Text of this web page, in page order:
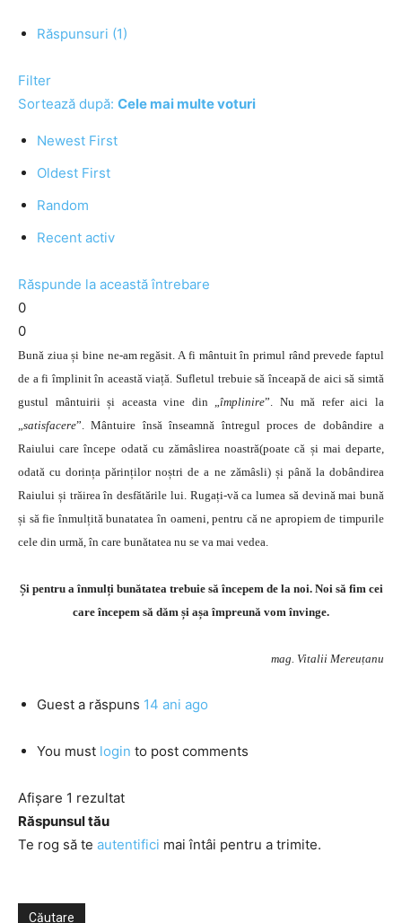
Răspunsuri (1)
Filter
Sortează după: Cele mai multe voturi
Newest First
Oldest First
Random
Recent activ
Răspunde la această întrebare
0
0
Bună ziua și bine ne-am regăsit. A fi mântuit în primul rând prevede faptul
de a fi împlinit în această viață. Sufletul trebuie să înceapă de aici să simtă
gustul mântuirii și aceasta vine din „împlinire”. Nu mă refer aici la
„satisfacere”. Mântuire însă înseamnă întregul proces de dobândire a
Raiului care începe odată cu zămâslirea noastră(poate că și mai departe,
odată cu dorința părinților noștri de a ne zămâsli) și până la dobândirea
Raiului și trăirea în desfătările lui. Rugați-vă ca lumea să devină mai bună
și să fie înmulțită bunatatea în oameni, pentru că ne apropiem de timpurile
cele din urmă, în care bunătatea nu se va mai vedea.
Și pentru a înmulți bunătatea trebuie să începem de la noi. Noi să fim cei
care începem să dăm și așa împreună vom învinge.
mag. Vitalii Mereuțanu
Guest a răspuns 14 ani ago
You must login to post comments
Afișare 1 rezultat
Răspunsul tău
Te rog să te autentifici mai întâi pentru a trimite.
Căutare